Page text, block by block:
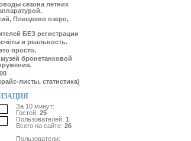
сезона летних
Плещеево озеро,
БЕЗ регистрации
и реальность.
просто.
бронетанковой
листы, статистика)
За 10 минут:
Гостей: 25
Пользователей: 1
Всего на сайте: 26
Пользователи: